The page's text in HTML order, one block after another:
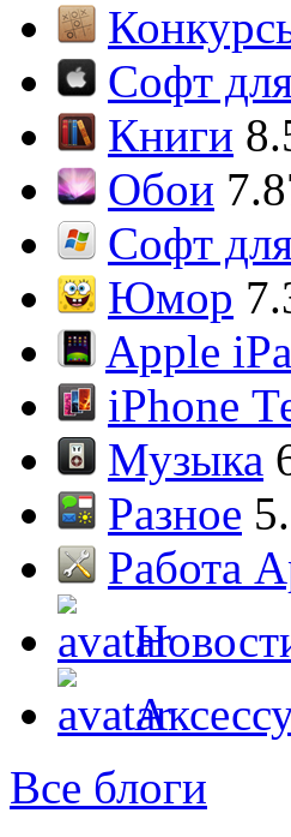
Софт
Книги
Обои
Софт
Юмор
Apple
iPhone
Музыка
Разное
Работа
Все блоги